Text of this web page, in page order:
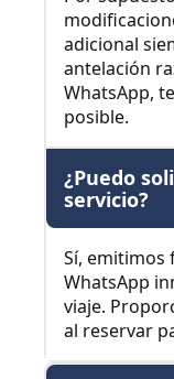
adicional
antelación
WhatsApp,
posible.
¿Puedo
servicio?
Sí, emitimos
WhatsApp
viaje.
al reservar